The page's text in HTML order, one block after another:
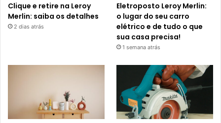
Clique e retire na Leroy
Merlin: saiba os detalhes
2 dias atrás
Eletroposto Leroy Merlin:
o lugar do seu carro
elétrico e de tudo o que
sua casa precisa!
1 semana atrás